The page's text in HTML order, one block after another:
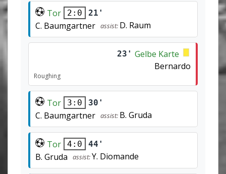
Tor 2:0 21'
C. Baumgartner assist: D. Raum
23' Gelbe Karte
Bernardo
Roughing
Tor 3:0 30'
C. Baumgartner assist: B. Gruda
Tor 4:0 44'
B. Gruda assist:Y. Diomande